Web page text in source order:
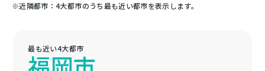
※近隣都市：4大都市のうち最も近い都市を表示します。
最も近い4大都市